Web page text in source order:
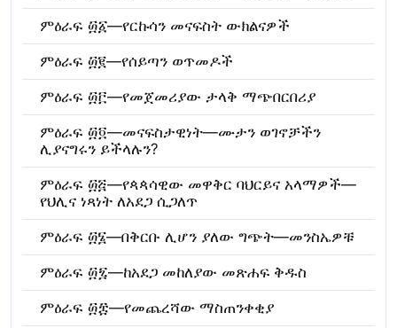
ምዕራፍ ፴፩—የርኩሳን መናፍስት ውክልናዎች
ምዕራፍ ፴፪—የሰይጣን ወጥመዶች
ምዕራፍ ፴፫—የመጀመሪያው ታላቅ ማጭበርበሪያ
ምዕራፍ ፴፬—መናፍስታዊነት—ሙታን ወገኖቻችን
ሊያናግሩን ይችላሉን?
ምዕራፍ ፴፭—የጳጳሳዊው መዋቅር ባህርይና አላማዎች—
የህሊና ነጻነት ለአደጋ ሲጋለጥ
ምዕራፍ ፴፮—በቅርቡ ሊሆን ያለው ግጭት—መንስኤዎቹ
ምዕራፍ ፴፯—ከአደጋ መከለያው መጽሐፍ ቅዱስ
ምዕራፍ ፴፰—የመጨረሻው ማስጠንቀቂያ